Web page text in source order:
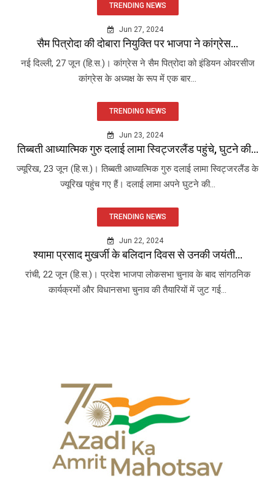
TRENDING NEWS
Jun 27, 2024
सैम पित्रोदा की दोबारा नियुक्ति पर भाजपा ने कांग्रेस...
नई दिल्ली, 27 जून (हि.स.)। कांग्रेस ने सैम पित्रोदा को इंडियन ओवरसीज
कांग्रेस के अध्यक्ष के रूप में एक बार...
TRENDING NEWS
Jun 23, 2024
तिब्बती आध्यात्मिक गुरु दलाई लामा स्विट्जरलैंड पहुंचे, घुटने की...
ज्यूरिख, 23 जून (हि.स.)। तिब्बती आध्यात्मिक गुरु दलाई लामा स्विट्जरलैंड के
ज्यूरिख पहुंच गए हैं। दलाई लामा अपने घुटने की...
TRENDING NEWS
Jun 22, 2024
श्यामा प्रसाद मुखर्जी के बलिदान दिवस से उनकी जयंती...
रांची, 22 जून (हि.स.)। प्रदेश भाजपा लोकसभा चुनाव के बाद सांगठनिक
कार्यक्रमों और विधानसभा चुनाव की तैयारियों में जुट गई...